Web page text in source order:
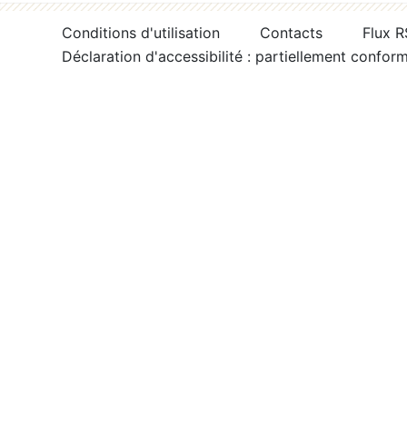
Conditions d'utilisation Contacts
Flux
Déclaration d'accessibilité : partiellement